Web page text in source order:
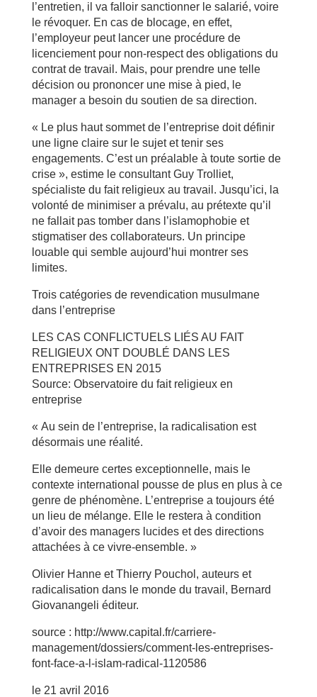
l’entretien, il va falloir sanctionner le salarié, voire
le révoquer. En cas de blocage, en effet,
l’employeur peut lancer une procédure de
licenciement pour non-respect des obligations du
contrat de travail. Mais, pour prendre une telle
décision ou prononcer une mise à pied, le
manager a besoin du soutien de sa direction.
« Le plus haut sommet de l’entreprise doit définir
une ligne claire sur le sujet et tenir ses
engagements. C’est un préalable à toute sortie de
crise », estime le consultant Guy Trolliet,
spécialiste du fait religieux au travail. Jusqu’ici, la
volonté de minimiser a prévalu, au prétexte qu’il
ne fallait pas tomber dans l’islamophobie et
stigmatiser des collaborateurs. Un principe
louable qui semble aujourd’hui montrer ses
limites.
Trois catégories de revendication musulmane
dans l’entreprise
LES CAS CONFLICTUELS LIÉS AU FAIT
RELIGIEUX ONT DOUBLÉ DANS LES
ENTREPRISES EN 2015
Source: Observatoire du fait religieux en
entreprise
« Au sein de l’entreprise, la radicalisation est
désormais une réalité.
Elle demeure certes exceptionnelle, mais le
contexte international pousse de plus en plus à ce
genre de phénomène. L’entreprise a toujours été
un lieu de mélange. Elle le restera à condition
d’avoir des managers lucides et des directions
attachées à ce vivre-ensemble. »
Olivier Hanne et Thierry Pouchol, auteurs et
radicalisation dans le monde du travail, Bernard
Giovanangeli éditeur.
source : http://www.capital.fr/carriere-
management/dossiers/comment-les-entreprises-
font-face-a-l-islam-radical-1120586
le 21 avril 2016